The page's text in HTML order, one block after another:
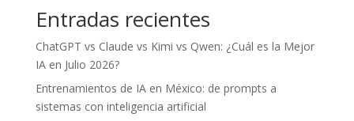
Entradas recientes
ChatGPT vs Claude vs Kimi vs Qwen: ¿Cuál es la Mejor
IA en Julio 2026?
Entrenamientos de IA en México: de prompts a
sistemas con inteligencia artificial